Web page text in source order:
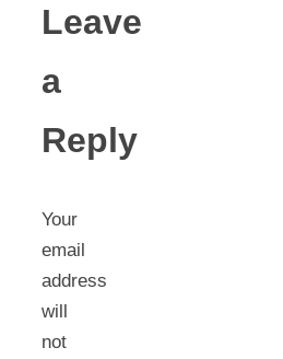
Leave
a
Reply
Your
email
address
will
not